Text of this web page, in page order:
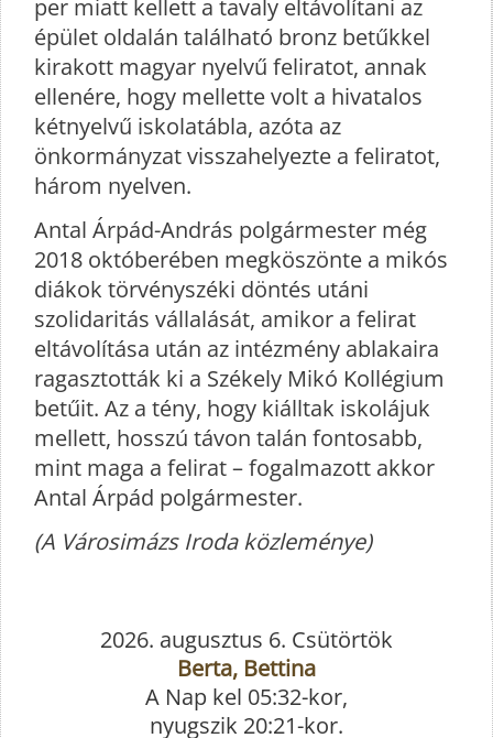
per miatt kellett a tavaly eltávolítani az
épület oldalán található bronz betűkkel
kirakott magyar nyelvű feliratot, annak
ellenére, hogy mellette volt a hivatalos
kétnyelvű iskolatábla, azóta az
önkormányzat visszahelyezte a feliratot,
három nyelven.
Antal Árpád-András polgármester még
2018 októberében megköszönte a mikós
diákok törvényszéki döntés utáni
szolidaritás vállalását, amikor a felirat
eltávolítása után az intézmény ablakaira
ragasztották ki a Székely Mikó Kollégium
betűit. Az a tény, hogy kiálltak iskolájuk
mellett, hosszú távon talán fontosabb,
mint maga a felirat – fogalmazott akkor
Antal Árpád polgármester.
(A Városimázs Iroda közleménye)
2026. augusztus 6. Csütörtök
Berta, Bettina
A Nap kel 05:32-kor,
nyugszik 20:21-kor.